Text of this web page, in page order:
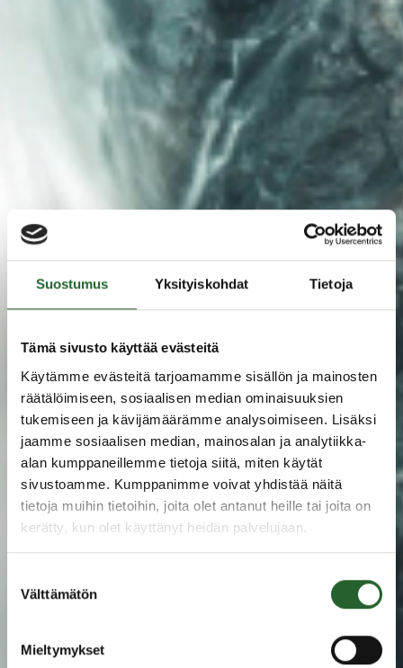
Suostumus Yksityiskohdat Tietoja
Tämä sivusto käyttää evästeitä
Käytämme evästeitä tarjoamamme sisällön ja mainosten
räätälöimiseen, sosiaalisen median ominaisuuksien
tukemiseen ja kävijämäärämme analysoimiseen. Lisäksi
jaamme sosiaalisen median, mainosalan ja analytiikka-
alan kumppaneillemme tietoja siitä, miten käytät
sivustoamme. Kumppanimme voivat yhdistää näitä
tietoja muihin tietoihin, joita olet antanut heille tai joita on
kerätty, kun olet käyttänyt heidän palvelujaan.
valinta
Välttämätön
Mieltymykset